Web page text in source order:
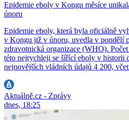
Epidemie eboly v Kongu měsíce
únoru
Epidemie eboly, která byla oficiálně
v Kongu již v únoru, uvedla v pondělí
zdravotnická organizace (WHO).
této nejrychleji se šířící eboly v historii
nejnovějších vládních údajů 4 200,
Aktuálně.cz - Zprávy
dnes, 18:25